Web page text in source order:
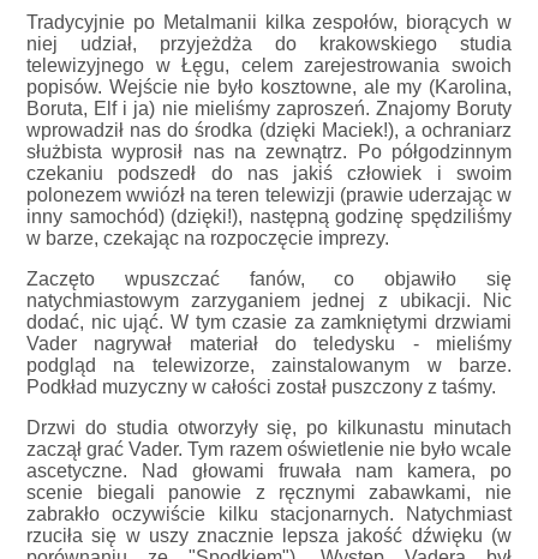
Tradycyjnie po Metalmanii kilka zespołów, biorących w
niej udział, przyjeżdża do krakowskiego studia
telewizyjnego w Łęgu, celem zarejestrowania swoich
popisów. Wejście nie było kosztowne, ale my (Karolina,
Boruta, Elf i ja) nie mieliśmy zaproszeń. Znajomy Boruty
wprowadził nas do środka (dzięki Maciek!), a ochraniarz
służbista wyprosił nas na zewnątrz. Po półgodzinnym
czekaniu podszedł do nas jakiś człowiek i swoim
polonezem wwiózł na teren telewizji (prawie uderzając w
inny samochód) (dzięki!), następną godzinę spędziliśmy
w barze, czekając na rozpoczęcie imprezy.
Zaczęto wpuszczać fanów, co objawiło się
natychmiastowym zarzyganiem jednej z ubikacji. Nic
dodać, nic ująć. W tym czasie za zamkniętymi drzwiami
Vader nagrywał materiał do teledysku - mieliśmy
podgląd na telewizorze, zainstalowanym w barze.
Podkład muzyczny w całości został puszczony z taśmy.
Drzwi do studia otworzyły się, po kilkunastu minutach
zaczął grać Vader. Tym razem oświetlenie nie było wcale
ascetyczne. Nad głowami fruwała nam kamera, po
scenie biegali panowie z ręcznymi zabawkami, nie
zabrakło oczywiście kilku stacjonarnych. Natychmiast
rzuciła się w uszy znacznie lepsza jakość dźwięku (w